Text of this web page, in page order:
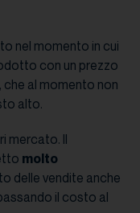
nel momento in cui
con un prezzo
che al momento non
alto.
mercato. Il
molto
delle vendite anche
il costo al